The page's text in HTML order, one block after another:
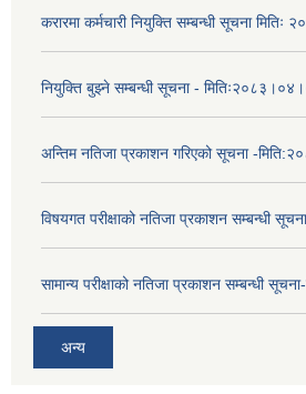
करारमा कर्मचारी नियुक्ति सम्बन्धी सूचना
नियुक्ति बुझ्ने सम्बन्धी सूचना -
अन्तिम नतिजा प्रकाशन गरिएको सूचना -
विषयगत परीक्षाको नतिजा प्रकाशन सम्बन्धी
सामान्य परीक्षाको नतिजा प्रकाशन सम्बन्धी
अन्य